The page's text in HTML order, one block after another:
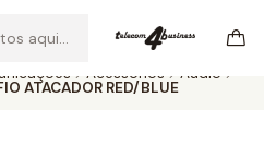
Ler mais
Acessórios Audio
ATACADOR RED/BLUE